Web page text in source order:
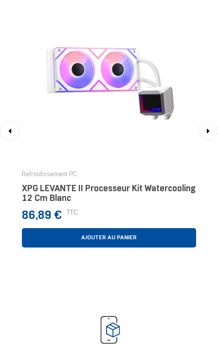
Refroidissement PC
XPG LEVANTE II Processeur Kit Watercooling
12 Cm Blanc
Prix
86,89 € TTC
AJOUTER AU PANIER